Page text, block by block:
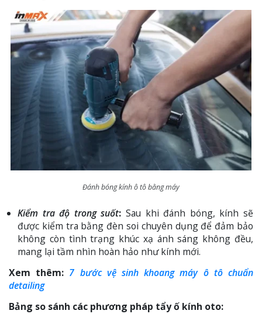
Đánh bóng kính ô tô bằng máy
Kiểm tra độ trong suốt: Sau khi đánh bóng, kính sẽ
được kiểm tra bằng đèn soi chuyên dụng để đảm bảo
không còn tình trạng khúc xạ ánh sáng không đều,
mang lại tầm nhìn hoàn hảo như kính mới.
Xem thêm: 7 bước vệ sinh khoang máy ô tô chuẩn
detailing
Bảng so sánh các phương pháp tẩy ố kính oto: